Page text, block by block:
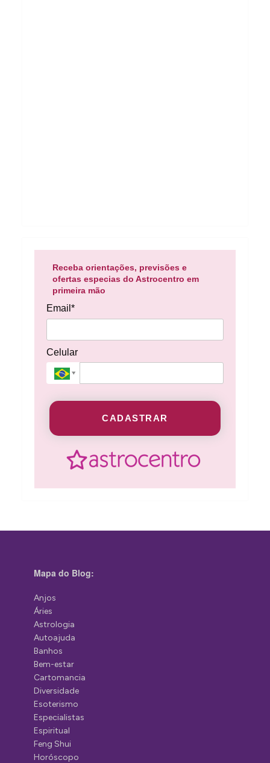
Receba orientações, previsões e
ofertas especias do Astrocentro em
primeira mão
Email*
Celular
CADASTRAR
Mapa do Blog:
Anjos
Áries
Astrologia
Autoajuda
Banhos
Bem-estar
Cartomancia
Diversidade
Esoterismo
Especialistas
Espiritual
Feng Shui
Horóscopo